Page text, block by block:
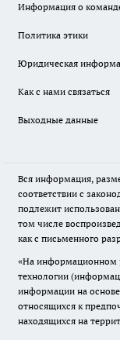
Информация о
Политика этики
Юридическая
Как с нами связаться
Выходные данные
Вся информация,
соответствии с
подлежит
том числе
как с письменного
«На информационном
технологии
информации на основе
относящихся к
находящихся на